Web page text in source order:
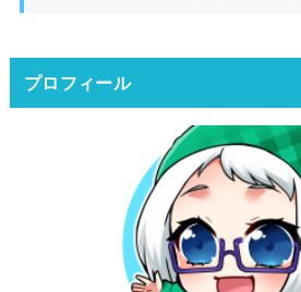
プロフィール